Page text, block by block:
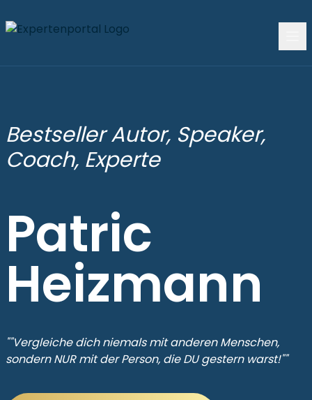
Bestseller Autor, Speaker,
Coach, Experte
Patric
Heizmann
""Vergleiche dich niemals mit anderen Menschen,
sondern NUR mit der Person, die DU gestern warst!""